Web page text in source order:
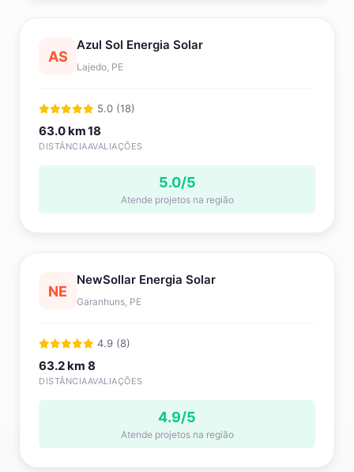
AS
Azul Sol Energia Solar
Lajedo, PE
5.0 (18)
63.0 km
DISTÂNCIA
18
AVALIAÇÕES
5.0/5
Atende projetos na região
NE
NewSollar Energia Solar
Garanhuns, PE
4.9 (8)
63.2 km
DISTÂNCIA
8
AVALIAÇÕES
4.9/5
Atende projetos na região